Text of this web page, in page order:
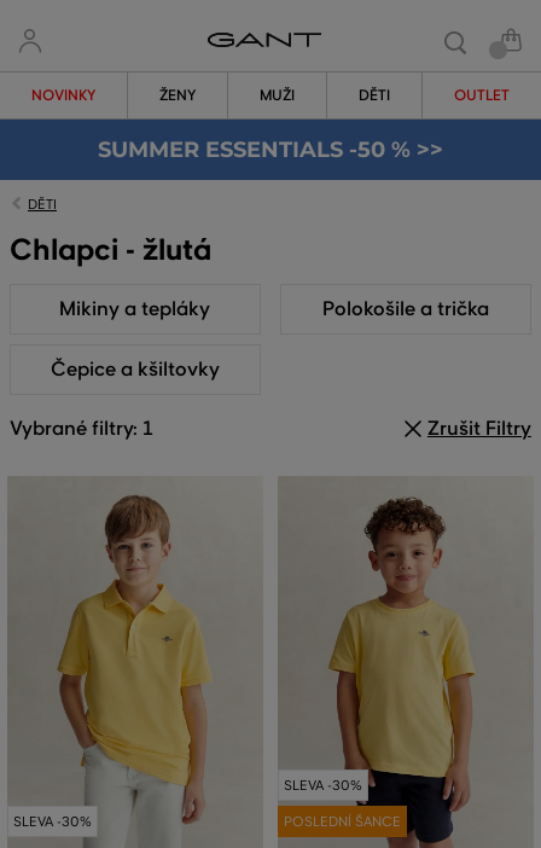
NOVINKY ŽENY MUŽI DĚTI OUTLET
SUMMER ESSENTIALS -50 % >>
DĚTI
Chlapci - žlutá
Mikiny a tepláky Polokošile a trička
Čepice a kšiltovky
Vybrané filtry: 1 Zrušit Filtry
SLEVA -30%
SLEVA -30%
POSLEDNÍ ŠANCE